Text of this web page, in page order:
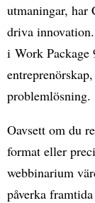
utmaningar,
driva
i Work
problemlösning.
Oavsett om du
format eller
webbinarium
påverka